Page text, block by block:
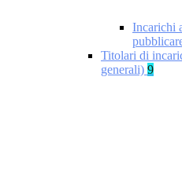
Incarichi
Titolari di
generali) 9